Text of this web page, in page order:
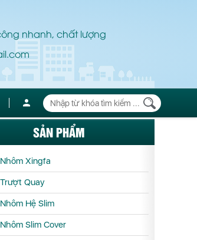
nhanh, chất lượng
SẢN PHẨM
Xingfa
Quay
Hệ Slim
Slim Cover